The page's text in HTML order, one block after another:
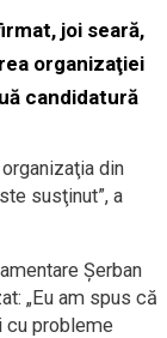
joi seară,
organizaţiei
candidatură
din
susţinut”, a
Şerban
„Eu am spus că
cu probleme